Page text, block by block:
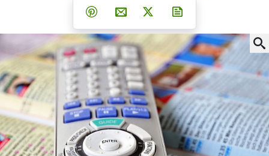
Teilen auf Facebook
Teilen auf Whatsapp
Teilen auf Telegram
Teilen auf Pinterest
Per E-Mail teilen
Post auf X